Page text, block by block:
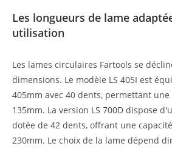
Les longueurs de lame
utilisation
Les lames circulaires Fartools se
dimensions. Le modèle LS 405I est
405mm avec 40 dents, permettant
135mm. La version LS 700D dispose
dotée de 42 dents, offrant une
230mm. Le choix de la lame dépend